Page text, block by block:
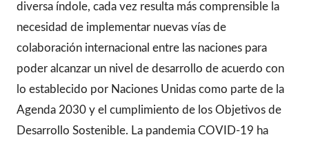
diversa índole, cada vez resulta más comprensible la
necesidad de implementar nuevas vías de
colaboración internacional entre las naciones para
poder alcanzar un nivel de desarrollo de acuerdo con
lo establecido por Naciones Unidas como parte de la
Agenda 2030 y el cumplimiento de los Objetivos de
Desarrollo Sostenible. La pandemia COVID-19 ha